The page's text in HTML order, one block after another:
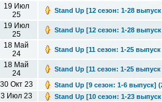
19 Июл
25
Stand Up [12 сезон: 1-28
19 Июл
25
Stand Up [12 сезон: 1-28
18 Май
24
Stand Up [11 сезон: 1-25
18 Май
24
Stand Up [11 сезон: 1-25
30 Окт 23 Stand Up [9 сезон: 1-6 выпуск]
3 Июл 23 Stand Up [10 сезон: 1-23